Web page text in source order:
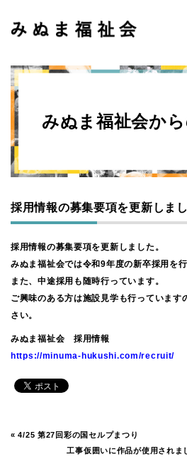
みぬま福祉会か
採用情報の募集要項を更新しま
採用情報の募集要項を更新しました。
みぬま福祉会では令和9年度の新卒採用を行
また、中途採用も随時行っています。
ご興味のある方は施設見学も行っています
さい。
みぬま福祉会 採用情報
https://minuma-hukushi.com/recruit/
«4/25 第27回彩の国セルプまつり
工事仮囲いに作品が使用されま